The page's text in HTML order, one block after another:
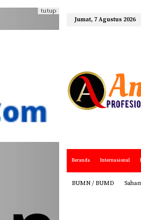
Jumat, 7 Agustus 2026
Beranda Internasional
BUMN / BUMD
tutup